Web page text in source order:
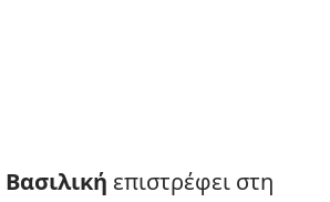
Βασιλική επιστρέφει στη